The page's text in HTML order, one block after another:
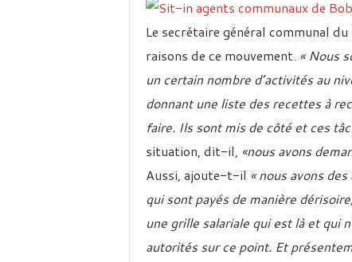
Le secrétaire général communal
raisons de ce mouvement. « Nous
un certain nombre d’activités au
donnant une liste des recettes à
faire. Ils sont mis de côté et ces
situation, dit-il, «nous avons
Aussi, ajoute-t-il « nous avons
qui sont payés de manière
une grille salariale qui est là et qui
autorités sur ce point. Et